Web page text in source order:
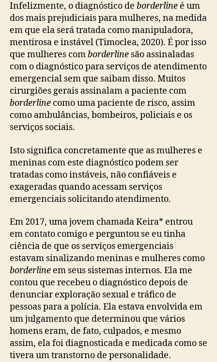
Infelizmente, o diagnóstico de borderline é um
dos mais prejudiciais para mulheres, na medida
em que ela será tratada como manipuladora,
mentirosa e instável (Timoclea, 2020). É por isso
que mulheres comborderline são assinaladas
com o diagnóstico para serviços de atendimento
emergencial sem que saibam disso. Muitos
cirurgiões gerais assinalam a paciente com
borderline como uma paciente de risco, assim
como ambulâncias, bombeiros, policiais e os
serviços sociais.
Isto significa concretamente que as mulheres e
meninas com este diagnóstico podem ser
tratadas como instáveis, não confiáveis e
exageradas quando acessam serviços
emergenciais solicitando atendimento.
Em 2017, uma jovem chamada Keira* entrou
em contato comigo e perguntou se eu tinha
ciência de que os serviços emergenciais
estavam sinalizando meninas e mulheres como
borderline em seus sistemas internos. Ela me
contou que recebeu o diagnóstico depois de
denunciar exploração sexual e tráfico de
pessoas para a polícia. Ela estava envolvida em
um julgamento que determinou que vários
homens eram, de fato, culpados, e mesmo
assim, ela foi diagnosticada e medicada como se
tivera um transtorno de personalidade.